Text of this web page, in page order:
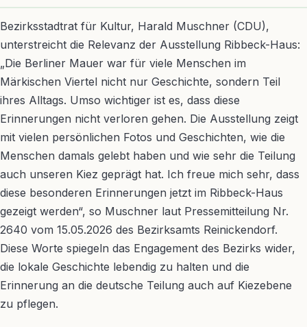
Bezirksstadtrat für Kultur, Harald Muschner (CDU),
unterstreicht die Relevanz der Ausstellung Ribbeck-Haus:
„Die Berliner Mauer war für viele Menschen im
Märkischen Viertel nicht nur Geschichte, sondern Teil
ihres Alltags. Umso wichtiger ist es, dass diese
Erinnerungen nicht verloren gehen. Die Ausstellung zeigt
mit vielen persönlichen Fotos und Geschichten, wie die
Menschen damals gelebt haben und wie sehr die Teilung
auch unseren Kiez geprägt hat. Ich freue mich sehr, dass
diese besonderen Erinnerungen jetzt im Ribbeck-Haus
gezeigt werden“, so Muschner laut Pressemitteilung Nr.
2640 vom 15.05.2026 des Bezirksamts Reinickendorf.
Diese Worte spiegeln das Engagement des Bezirks wider,
die lokale Geschichte lebendig zu halten und die
Erinnerung an die deutsche Teilung auch auf Kiezebene
zu pflegen.